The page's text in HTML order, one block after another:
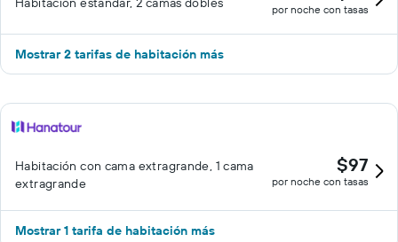
por noche con tasas
Mostrar 2 tarifas de habitación más
Habitación con cama extragrande, 1 cama
extragrande
$97
por noche con tasas
Mostrar 1 tarifa de habitación más